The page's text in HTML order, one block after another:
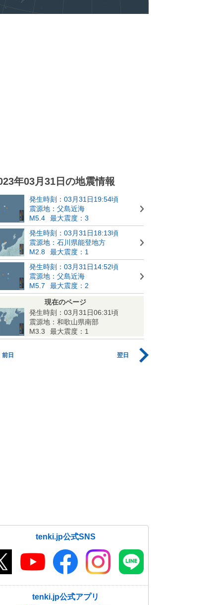
年03月31日の地震情報
発生時刻：03月31日19:54頃
震源地：父島近海
M5.4
最大震度：3
発生時刻：03月31日18:13頃
震源地：石川県能登地方
M2.8
最大震度：1
発生時刻：03月31日14:52頃
震源地：父島近海
M5.7
最大震度：2
現在のページ
発生時刻：03月31日06:31頃
震源地：和歌山県南部
M3.3
最大震度：1
前日 翌日
tenki.jp公式SNS
tenki.jp公式アプリ